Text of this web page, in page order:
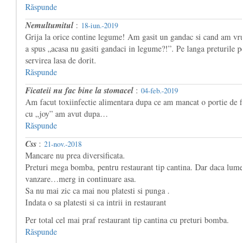
Răspunde
Nemultumitul: 18-iun.-2019
Grija la orice contine legume! Am gasit un gandac si cand am
a spus „acasa nu gasiti gandaci in legume?!”. Pe langa preturile
servirea lasa de dorit.
Răspunde
Ficateii nu fac bine la stomacel: 04-feb.-2019
Am facut toxiinfectie alimentara dupa ce am mancat o portie de
cu „joy” am avut dupa…
Răspunde
Css: 21-nov.-2018
Mancare nu prea diversificata.
Preturi mega bomba, pentru restaurant tip cantina. Dar daca
vanzare…merg in continuare asa.
Sa nu mai zic ca mai nou platesti si punga .
Indata o sa platesti si ca intrii in restaurant
Per total cel mai praf restaurant tip cantina cu preturi bomba.
Răspunde